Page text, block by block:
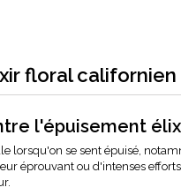
floral californien
l'épuisement
lorsqu'on se sent épuisé,
éprouvant ou d'intenses